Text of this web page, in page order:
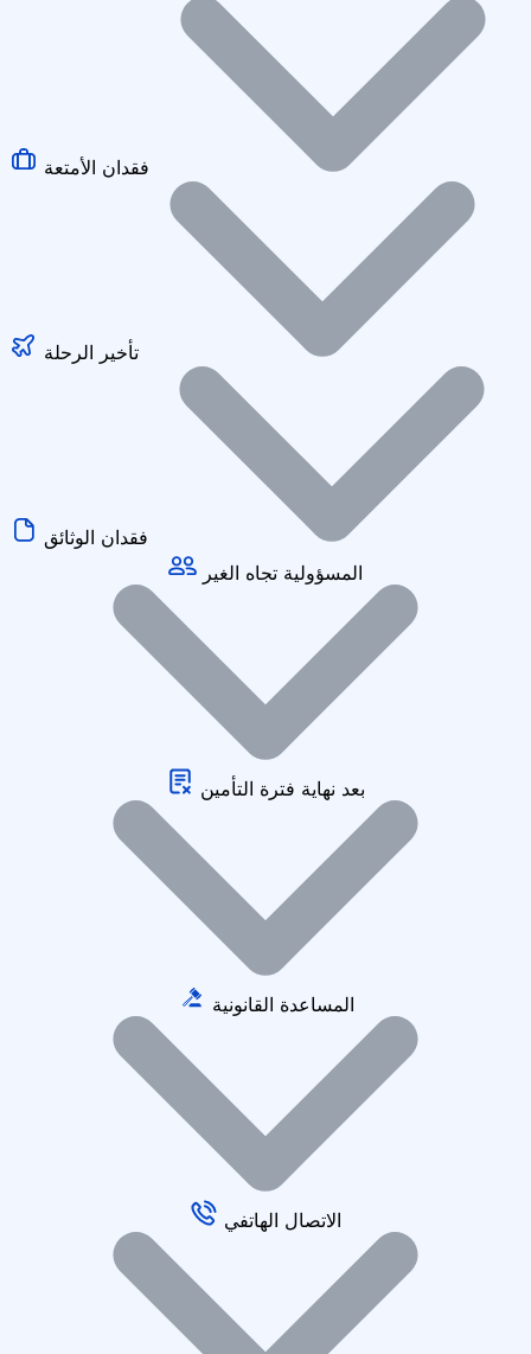
المسؤولية تجاه الغير
بعد نهاية فترة التأمين
المساعدة القانونية
الاتصال الهاتفي